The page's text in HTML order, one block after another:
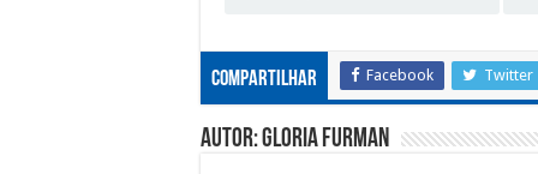
Compartilhar Facebook Twitter
Autor: Gloria Furman